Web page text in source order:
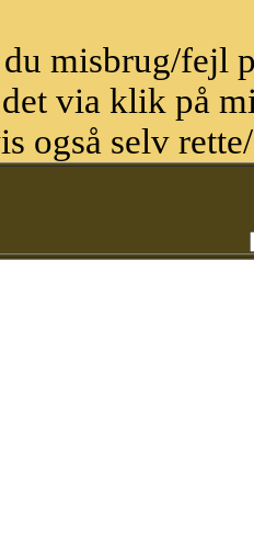
misbrug/fejl
via klik på
også selv